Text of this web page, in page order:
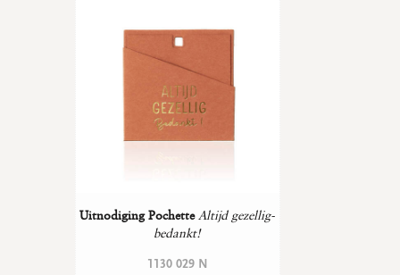
Uitnodiging Pochette Altijd gezellig-
bedankt!
1130 029 N